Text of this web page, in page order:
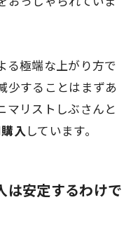
る極端な上がり方で
少することはまずあ
マリストしぶさんと
入しています。
は安定するわけで